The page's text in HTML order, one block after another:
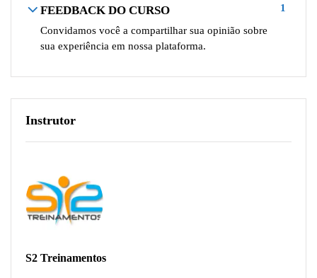
FEEDBACK DO CURSO
Convidamos você a compartilhar sua opinião sobre
sua experiência em nossa plataforma.
1
Instrutor
S2 Treinamentos